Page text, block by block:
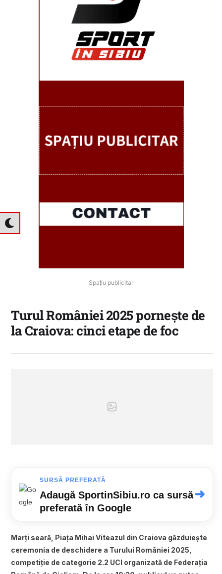
Spațiu publicitar
Turul României 2025 pornește de
la Craiova: cinci etape de foc
SURSĂ PREFERATĂ
Adaugă SportinSibiu.ro ca sursă
preferată în Google
➜
Marți seară, Piața Mihai Viteazul din Craiova găzduiește
ceremonia de deschidere a Turului României 2025,
competiție de categorie 2.2 UCI organizată de Federația